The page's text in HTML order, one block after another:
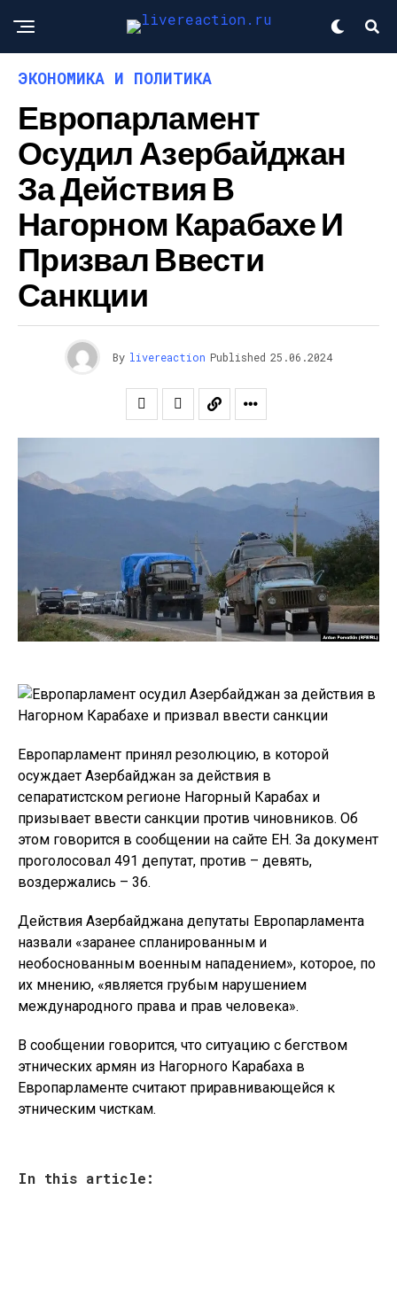
ЭКОНОМИКА И ПОЛИТИКА
Европарламент
Осудил Азербайджан
За Действия В
Нагорном Карабахе И
Призвал Ввести
Санкции
By livereaction Published 25.06.2024
Европарламент принял резолюцию, в которой
осуждает Азербайджан за действия в
сепаратистском регионе Нагорный Карабах и
призывает ввести санкции против чиновников. Об
этом говорится в сообщении на сайте ЕН. За документ
проголосовал 491 депутат, против – девять,
воздержались – 36.
Действия Азербайджана депутаты Европарламента
назвали «заранее спланированным и
необоснованным военным нападением», которое, по
их мнению, «является грубым нарушением
международного права и прав человека».
В сообщении говорится, что ситуацию с бегством
этнических армян из Нагорного Карабаха в
Европарламенте считают приравнивающейся к
этническим чисткам.
In this article: